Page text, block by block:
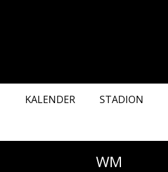
KALENDER STADION
WM